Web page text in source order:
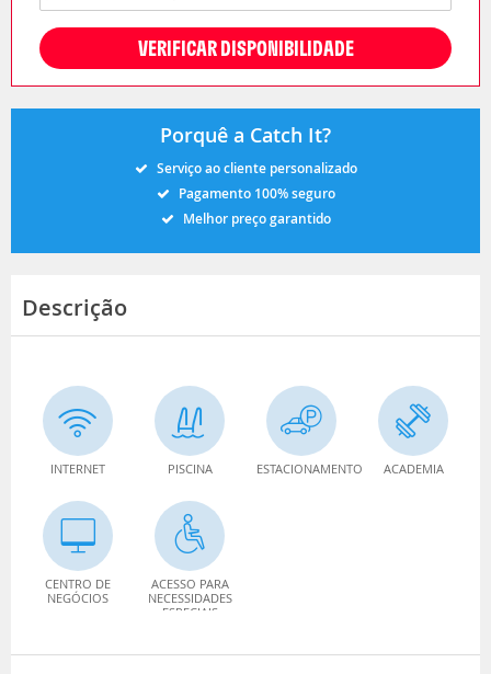
VERIFICAR DISPONIBILIDADE
Porquê a Catch It?
Serviço ao cliente personalizado
Pagamento 100% seguro
Melhor preço garantido
Descrição
INTERNET PISCINA ESTACIONAMENTO ACADEMIA
CENTRO DE
NEGÓCIOS
ACESSO PARA
NECESSIDADES
ESPECIAIS